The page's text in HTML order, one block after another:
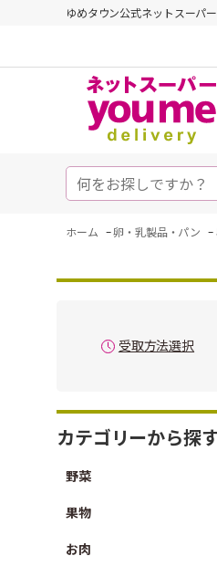
ゆめタウン公式ネットスーパ
ホーム -卵・乳製品・パン -
受取方法選択
カテゴリーから探
野菜
果物
お肉